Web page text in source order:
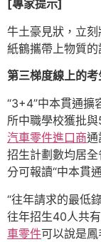
[專家提示]
牛土豪見狀，立
紙鶴攜帶上物質的
第三梯度線上的
“3+4”中本貫通擴
所中職學校獲批
汽車零件進口商通
招生計劃數均居
分可報讀“中本貫
“往年請求的最低
往年招生40人共
車零件可以說是